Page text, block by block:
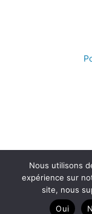
Nous utilisons
expérience sur
site, nous
Oui